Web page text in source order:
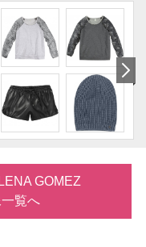
GOMEZ
覧へ